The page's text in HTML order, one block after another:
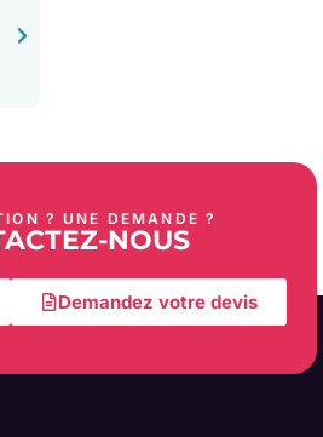
? UNE DEMANDE ?
NOUS
Demandez votre devis